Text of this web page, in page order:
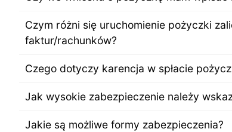
Czym różni się uruchomienie pożyczki
faktur/rachunków?
Czego dotyczy karencja w spłacie
Jak wysokie zabezpieczenie należy
Jakie są możliwe formy zabezpieczenia?